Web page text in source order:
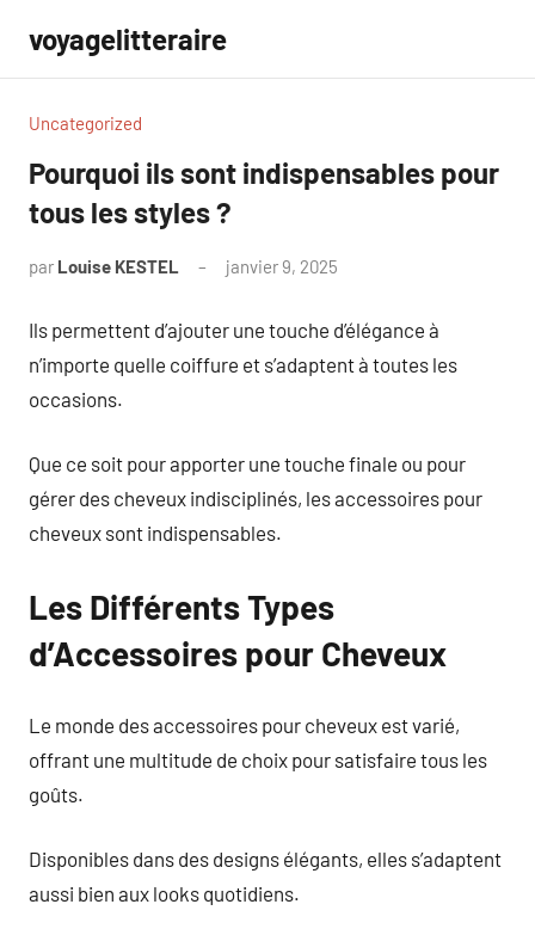
contenu
voyagelitteraire
Uncategorized
Pourquoi ils sont indispensables pour
tous les styles ?
par Louise KESTEL janvier 9, 2025
Ils permettent d’ajouter une touche d’élégance à
n’importe quelle coiffure et s’adaptent à toutes les
occasions.
Que ce soit pour apporter une touche finale ou pour
gérer des cheveux indisciplinés, les accessoires pour
cheveux sont indispensables.
Les Différents Types
d’Accessoires pour Cheveux
Le monde des accessoires pour cheveux est varié,
offrant une multitude de choix pour satisfaire tous les
goûts.
Disponibles dans des designs élégants, elles s’adaptent
aussi bien aux looks quotidiens.